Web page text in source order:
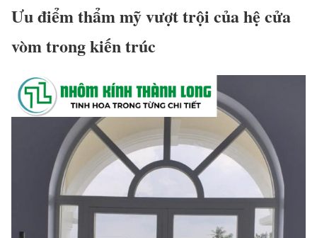
Ưu điểm thẩm mỹ vượt trội của hệ cửa
vòm trong kiến trúc